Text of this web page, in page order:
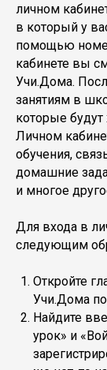
личном
в который у
помощью
кабинете вы
Учи.Дома.
занятиям в
которые будут
Личном
обучения,
домашние
и многое
Для входа в
следующим
Откройте
Учи.Дома
Найдите
урок» и